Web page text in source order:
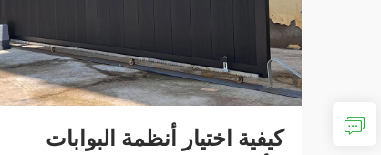
كيفية اختيار أنظمة البوابات